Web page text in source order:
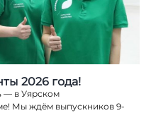
2026 года!
— в Уярском
Мы ждём выпускников 9-